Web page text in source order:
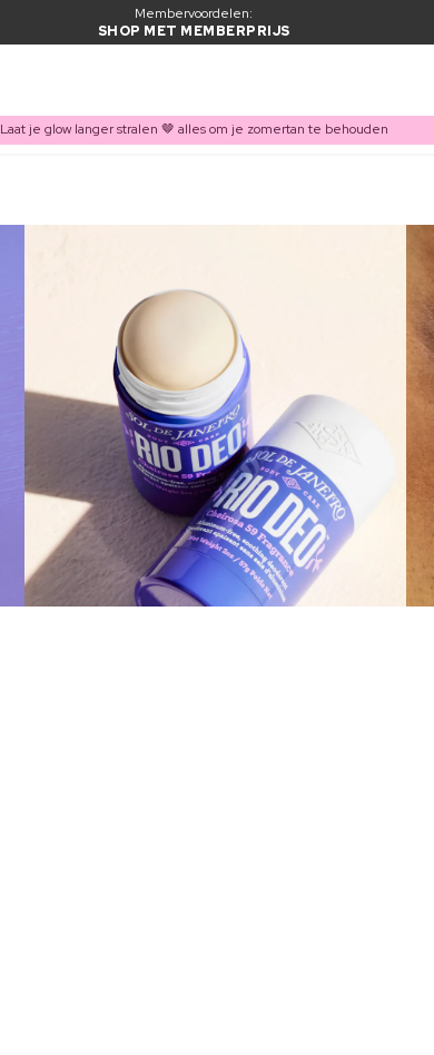
Membervoordelen:
SHOP MET MEMBERPRIJS
Laat je glow langer stralen 🤎 alles om je zomertan te behouden